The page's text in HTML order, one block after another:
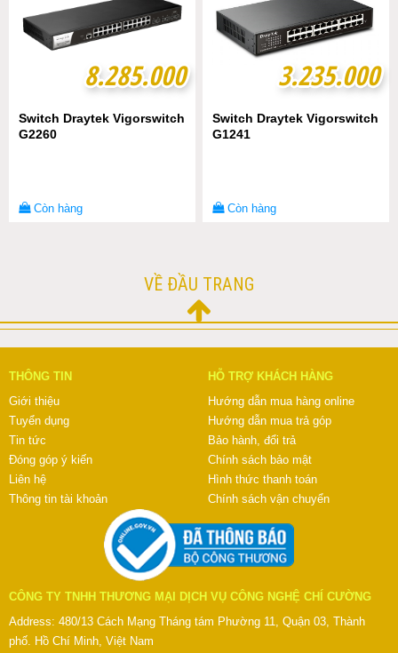
8.285.000
8.285.000
Switch Draytek Vigorswitch
G2260
Còn hàng
3.235.000
3.235.000
Switch Draytek Vigorswitch
G1241
Còn hàng
VỀ ĐẦU TRANG
THÔNG TIN
Giới thiệu
Tuyển dụng
Tin tức
Đóng góp ý kiến
Liên hệ
Thông tin tài khoản
HỖ TRỢ KHÁCH HÀNG
Hướng dẫn mua hàng online
Hướng dẫn mua trả góp
Bảo hành, đổi trả
Chính sách bảo mật
Hình thức thanh toán
Chính sách vận chuyển
CÔNG TY TNHH THƯƠNG MẠI DỊCH VỤ CÔNG NGHỆ CHÍ CƯỜNG
Address: 480/13 Cách Mạng Tháng tám Phường 11, Quận 03, Thành
phố. Hồ Chí Minh, Việt Nam